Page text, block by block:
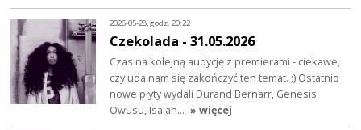
2026-05-28, godz. 20:22
Czekolada - 31.05.2026
Czas na kolejną audycję z premierami - ciekawe,
czy uda nam się zakończyć ten temat. ;) Ostatnio
nowe płyty wydali Durand Bernarr, Genesis
Owusu, Isaiah… » więcej